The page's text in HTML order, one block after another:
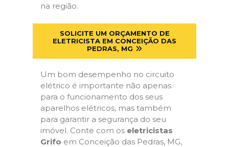
na região.
SOLICITE UM ORÇAMENTO DE
ELETRICISTA EM CONCEIÇÃO DAS
PEDRAS, MG
Um bom desempenho no circuito
elétrico é importante não apenas
para o funcionamento dos seus
aparelhos elétricos, mas também
para garantir a segurança do seu
imóvel. Conte com os eletricistas
Grifo em Conceição das Pedras, MG,